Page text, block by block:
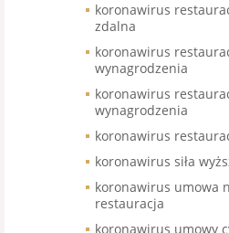
koronawirus
zdalna
koronawirus
wynagrodzenia
koronawirus
wynagrodzenia
koronawirus
koronawirus siła
koronawirus umowa
restauracja
koronawirus umowy